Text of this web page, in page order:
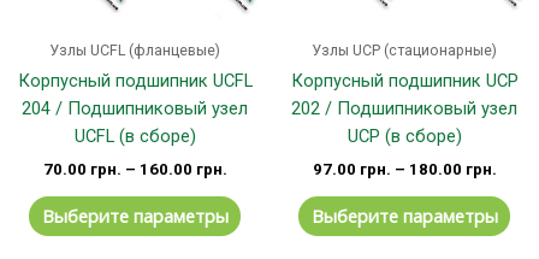
Узлы UCFL (фланцевые)
Корпусный подшипник UCFL
204 / Подшипниковый узел
UCFL (в сборе)
70.00 грн. – 160.00 грн.
Выберите параметры
на
странице
товара.
Узлы UCP (стационарные)
Корпусный подшипник UCP
202 / Подшипниковый узел
UCP (в сборе)
97.00 грн. – 180.00 грн.
Выберите параметры
на